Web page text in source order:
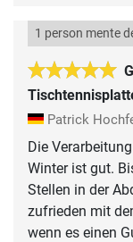
1 person mente
Patrick
Die
Winter ist gut.
Stellen in der
zufrieden mit
wenn es einen